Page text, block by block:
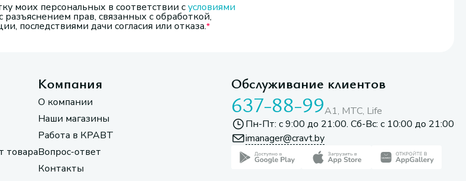
моих персональных в соответствии сусловиями
разъяснением прав, связанных с обработкой,
последствиями дачи согласия или отказа.
товара
Компания
О компании
Наши магазины
Работа в КРАВТ
Вопрос-ответ
Контакты
Обслуживание клиентов
637-88-99A1, МТС, Life
Пн-Пт: с 9:00 до 21:00. Сб-Вс: с 10:00 до 21:00
imanager@cravt.by